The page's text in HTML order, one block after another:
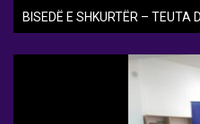
BISEDË E SHKURTËR – TEUTA